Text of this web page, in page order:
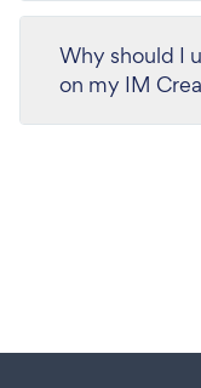
Why should I
on my IM